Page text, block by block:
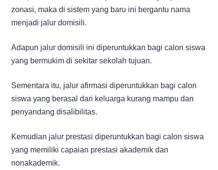
zonasi, maka di sistem yang baru ini bergantu nama
menjadi jalur domisili.
Adapun jalur domisili ini diperuntukkan bagi calon siswa
yang bermukim di sekitar sekolah tujuan.
Sementara itu, jalur afirmasi diperuntukkan bagi calon
siswa yang berasal dari keluarga kurang mampu dan
penyandang disalibilitas.
Kemudian jalur prestasi diperuntukkan bagi calon siswa
yang memiliki capaian prestasi akademik dan
nonakademik.